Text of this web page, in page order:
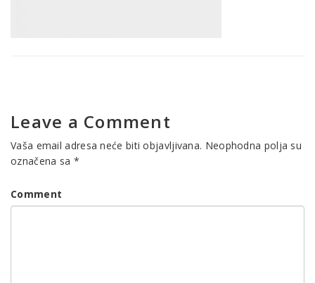
Leave a Comment
Vaša email adresa neće biti objavljivana. Neophodna polja su
označena sa *
Comment